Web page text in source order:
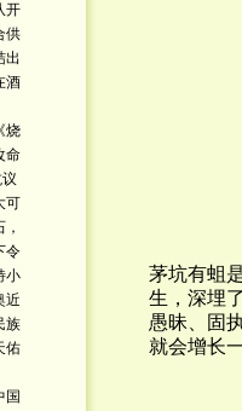
开
供
出
酒
烧
命
可
令
小
近
族
佑
国
茅坑有蛆
生，深埋
愚昧、固
就会增长